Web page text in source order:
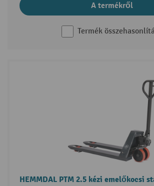
A termékről
Termék
HEMMDAL PTM 2.5 kézi emelőkocsi